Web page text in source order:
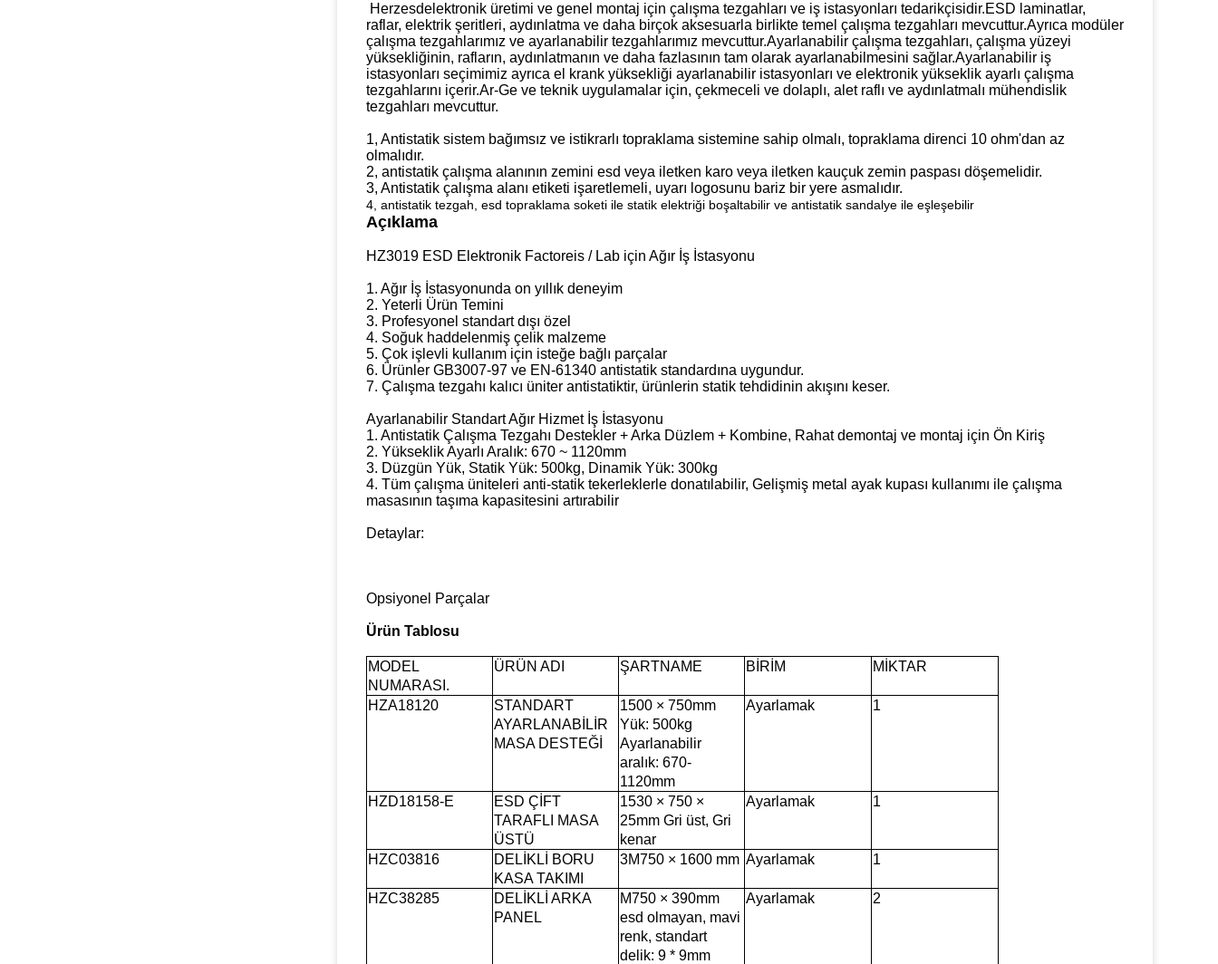
Herzesdelektronik üretimi ve genel montaj için çalışma tezgahları ve iş istasyonları tedarikçisidir.ESD laminatlar,
raflar, elektrik şeritleri, aydınlatma ve daha birçok aksesuarla birlikte temel çalışma tezgahları mevcuttur.Ayrıca modüler
çalışma tezgahlarımız ve ayarlanabilir tezgahlarımız mevcuttur.Ayarlanabilir çalışma tezgahları, çalışma yüzeyi
yüksekliğinin, rafların, aydınlatmanın ve daha fazlasının tam olarak ayarlanabilmesini sağlar.Ayarlanabilir iş
istasyonları seçimimiz ayrıca el krank yüksekliği ayarlanabilir istasyonları ve elektronik yükseklik ayarlı çalışma
tezgahlarını içerir.Ar-Ge ve teknik uygulamalar için, çekmeceli ve dolaplı, alet raflı ve aydınlatmalı mühendislik
tezgahları mevcuttur.
1, Antistatik sistem bağımsız ve istikrarlı topraklama sistemine sahip olmalı, topraklama direnci 10 ohm'dan az
olmalıdır.
2, antistatik çalışma alanının zemini esd veya iletken karo veya iletken kauçuk zemin paspası döşemelidir.
3, Antistatik çalışma alanı etiketi işaretlemeli, uyarı logosunu bariz bir yere asmalıdır.
4, antistatik tezgah, esd topraklama soketi ile statik elektriği boşaltabilir ve antistatik sandalye ile eşleşebilir
Açıklama
HZ3019 ESD Elektronik Factoreis / Lab için Ağır İş İstasyonu
1. Ağır İş İstasyonunda on yıllık deneyim
2. Yeterli Ürün Temini
3. Profesyonel standart dışı özel
4. Soğuk haddelenmiş çelik malzeme
5. Çok işlevli kullanım için isteğe bağlı parçalar
6. Ürünler GB3007-97 ve EN-61340 antistatik standardına uygundur.
7. Çalışma tezgahı kalıcı üniter antistatiktir, ürünlerin statik tehdidinin akışını keser.
Ayarlanabilir Standart Ağır Hizmet İş İstasyonu
1. Antistatik Çalışma Tezgahı Destekler + Arka Düzlem + Kombine, Rahat demontaj ve montaj için Ön Kiriş
2. Yükseklik Ayarlı Aralık: 670 ~ 1120mm
3. Düzgün Yük, Statik Yük: 500kg, Dinamik Yük: 300kg
4. Tüm çalışma üniteleri anti-statik tekerleklerle donatılabilir, Gelişmiş metal ayak kupası kullanımı ile çalışma
masasının taşıma kapasitesini artırabilir
Detaylar:
Opsiyonel Parçalar
Ürün Tablosu
MODEL
NUMARASI.
ÜRÜN ADI ŞARTNAME BİRİM MİKTAR
HZA18120
STANDART
AYARLANABİLİR
MASA DESTEĞİ
1500 × 750mm
Yük: 500kg
Ayarlanabilir
aralık: 670-
1120mm
Ayarlamak 1
HZD18158-E
ESD ÇİFT
TARAFLI MASA
ÜSTÜ
1530 × 750 ×
25mm Gri üst, Gri
kenar
Ayarlamak 1
HZC03816
DELİKLİ BORU
KASA TAKIMI
3M750 × 1600 mm Ayarlamak 1
HZC38285
DELİKLİ ARKA
PANEL
M750 × 390mm
esd olmayan, mavi
renk, standart
delik: 9 * 9mm
Ayarlamak 2